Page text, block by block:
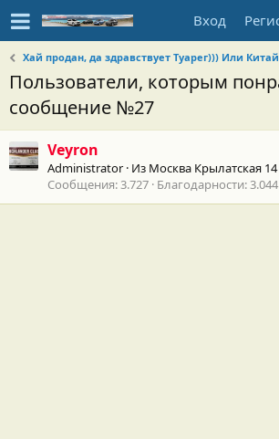
Вход
Хай продан, да здравствует Туарег))) Или
Пользователи, которым
сообщение №27
Veyron
Administrator · Из Москва Крылатская 14
Сообщения 3.727 Благодарности 3.044